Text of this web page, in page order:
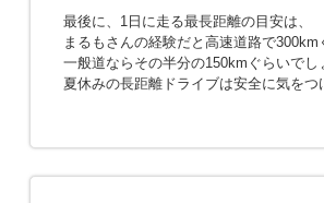
最後に、1日に走る最長距離の目安は、
まるもさんの経験だと高速道路で300km
一般道ならその半分の150kmぐらいでし
夏休みの長距離ドライブは安全に気を